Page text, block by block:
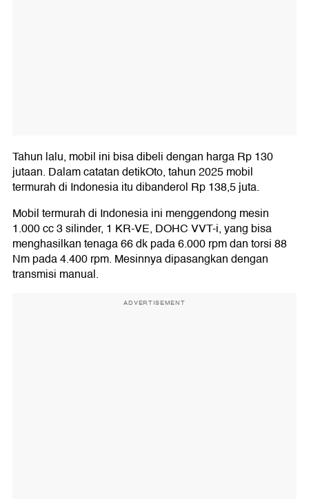
Tahun lalu, mobil ini bisa dibeli dengan harga Rp 130
jutaan. Dalam catatan detikOto, tahun 2025 mobil
termurah di Indonesia itu dibanderol Rp 138,5 juta.
Mobil termurah di Indonesia ini menggendong mesin
1.000 cc 3 silinder, 1 KR-VE, DOHC VVT-i, yang bisa
menghasilkan tenaga 66 dk pada 6.000 rpm dan torsi 88
Nm pada 4.400 rpm. Mesinnya dipasangkan dengan
transmisi manual.
ADVERTISEMENT